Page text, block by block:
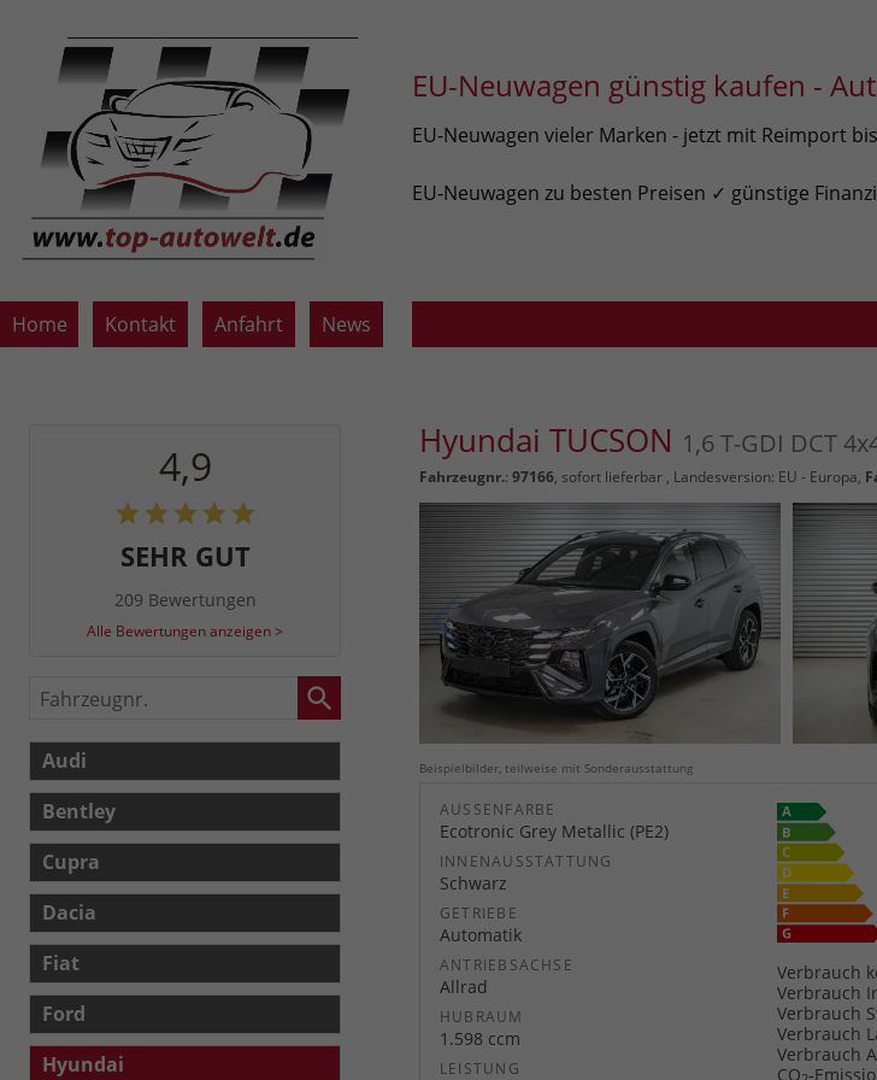
EU-Neuwagen günstig kaufen -
EU-Neuwagen vieler Marken - jetzt mit Reimport
EU-Neuwagen zu besten Preisen ✓ günstige
Home Kontakt Anfahrt News
Hyundai TUCSON 1,6 T-GDI DCT
Fahrzeugnr.: 97166, sofort lieferbar, Landesversion: EU - Europa,
Beispielbilder, teilweise mit Sonderausstattung
AUSSENFARBE
Ecotronic Grey Metallic (PE2)
INNENAUSSTATTUNG
Schwarz
GETRIEBE
Automatik
ANTRIEBSACHSE
Allrad
HUBRAUM
1.598 ccm
LEISTUNG
Verbrauch
Verbrauch
Verbrauch
Verbrauch
Verbrauch
CO -
4,9
SEHR GUT
209 Bewertungen
Alle Bewertungen anzeigen >
Fahrzeugnr.
Audi
Bentley
Cupra
Dacia
Fiat
Ford
Hyundai